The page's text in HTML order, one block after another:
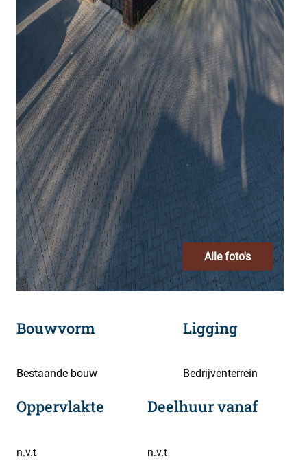
Alle foto's
Bouwvorm
Bestaande bouw
Ligging
Bedrijventerrein
Oppervlakte
n.v.t
Deelhuur vanaf
n.v.t